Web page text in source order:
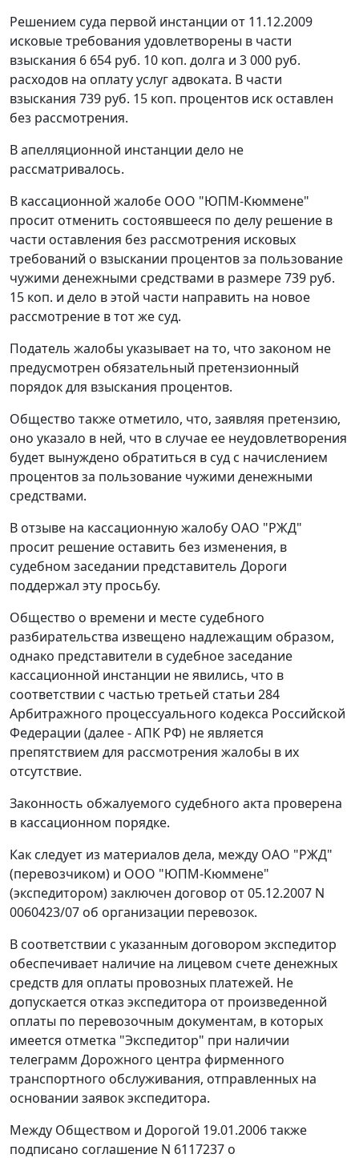
Решением суда первой инстанции от 11.12.2009
исковые требования удовлетворены в части
взыскания 6 654 руб. 10 коп. долга и 3 000 руб.
расходов на оплату услуг адвоката. В части
взыскания 739 руб. 15 коп. процентов иск оставлен
без рассмотрения.
В апелляционной инстанции дело не
рассматривалось.
В кассационной жалобе ООО "ЮПМ-Кюммене"
просит отменить состоявшееся по делу решение в
части оставления без рассмотрения исковых
требований о взыскании процентов за пользование
чужими денежными средствами в размере 739 руб.
15 коп. и дело в этой части направить на новое
рассмотрение в тот же суд.
Податель жалобы указывает на то, что законом не
предусмотрен обязательный претензионный
порядок для взыскания процентов.
Общество также отметило, что, заявляя претензию,
оно указало в ней, что в случае ее неудовлетворения
будет вынуждено обратиться в суд с начислением
процентов за пользование чужими денежными
средствами.
В отзыве на кассационную жалобу ОАО "РЖД"
просит решение оставить без изменения, в
судебном заседании представитель Дороги
поддержал эту просьбу.
Общество о времени и месте судебного
разбирательства извещено надлежащим образом,
однако представители в судебное заседание
кассационной инстанции не явились, что в
соответствии с частью третьей статьи 284
Арбитражного процессуального кодекса Российской
Федерации (далее - АПК РФ) не является
препятствием для рассмотрения жалобы в их
отсутствие.
Законность обжалуемого судебного акта проверена
в кассационном порядке.
Как следует из материалов дела, между ОАО "РЖД"
(перевозчиком) и ООО "ЮПМ-Кюммене"
(экспедитором) заключен договор от 05.12.2007 N
0060423/07 об организации перевозок.
В соответствии с указанным договором экспедитор
обеспечивает наличие на лицевом счете денежных
средств для оплаты провозных платежей. Не
допускается отказ экспедитора от произведенной
оплаты по перевозочным документам, в которых
имеется отметка "Экспедитор" при наличии
телеграмм Дорожного центра фирменного
транспортного обслуживания, отправленных на
основании заявок экспедитора.
Между Обществом и Дорогой 19.01.2006 также
подписано соглашение N 6117237 о